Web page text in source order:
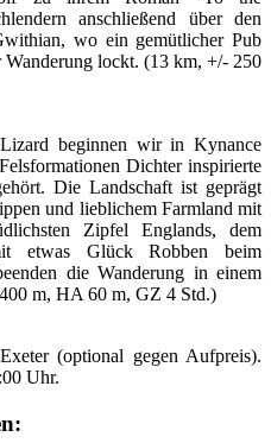
anschließend über den
wo ein gemütlicher Pub
lockt. (13 km, +/- 250
beginnen wir in Kynance
Dichter inspirierte
Die Landschaft ist geprägt
und lieblichem Farmland mit
Zipfel Englands, dem
etwas Glück Robben beim
die Wanderung in einem
m, HA 60 m, GZ 4 Std.)
(optional gegen Aufpreis).
Uhr.